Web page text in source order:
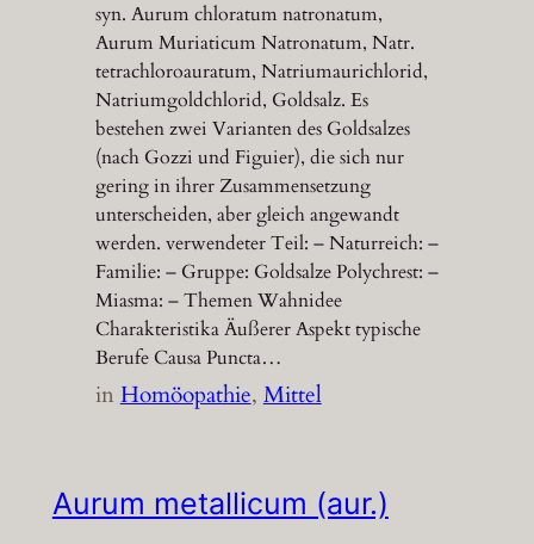
syn. Aurum chloratum natronatum,
Aurum Muriaticum Natronatum, Natr.
tetrachloroauratum, Natriumaurichlorid,
Natriumgoldchlorid, Goldsalz. Es
bestehen zwei Varianten des Goldsalzes
(nach Gozzi und Figuier), die sich nur
gering in ihrer Zusammensetzung
unterscheiden, aber gleich angewandt
werden. verwendeter Teil: – Naturreich: –
Familie: – Gruppe: Goldsalze Polychrest: –
Miasma: – Themen Wahnidee
Charakteristika Äußerer Aspekt typische
Berufe Causa Puncta…
inHomöopathie, Mittel
Aurum metallicum (aur.)